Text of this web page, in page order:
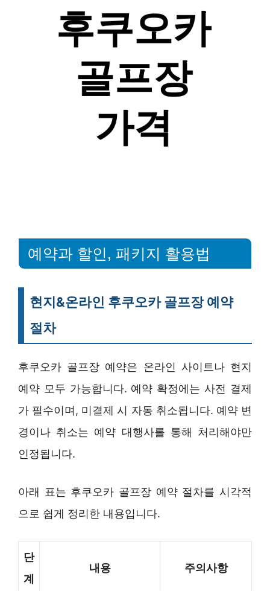
예약과 할인, 패키지 활용법
현지&온라인 후쿠오카 골프장 예약
절차
후쿠오카 골프장 예약은 온라인 사이트나 현지
예약 모두 가능합니다. 예약 확정에는 사전 결제
가 필수이며, 미결제 시 자동 취소됩니다. 예약 변
경이나 취소는 예약 대행사를 통해 처리해야만
인정됩니다.
아래 표는 후쿠오카 골프장 예약 절차를 시각적
으로 쉽게 정리한 내용입니다.
단
계
내용 주의사항